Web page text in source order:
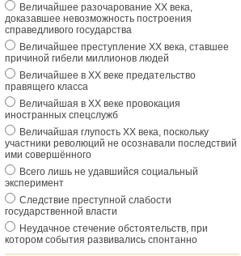
Величайшее разочарование ХХ века,
доказавшее невозможность построения
справедливого государства
Величайшее преступление ХХ века, ставшее
причиной гибели миллионов людей
Величайшее в ХХ веке предательство
правящего класса
Величайшая в ХХ веке провокация
иностранных спецслужб
Величайшая глупость ХХ века, поскольку
участники революций не осознавали последствий
ими совершённого
Всего лишь не удавшийся социальный
эксперимент
Следствие преступной слабости
государственной власти
Неудачное стечение обстоятельств, при
котором события развивались спонтанно